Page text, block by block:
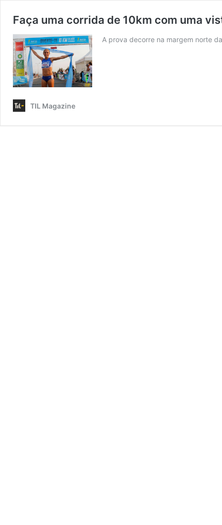
Faça uma corrida de 10km com uma
A prova decorre na margem norte
TIL Magazine